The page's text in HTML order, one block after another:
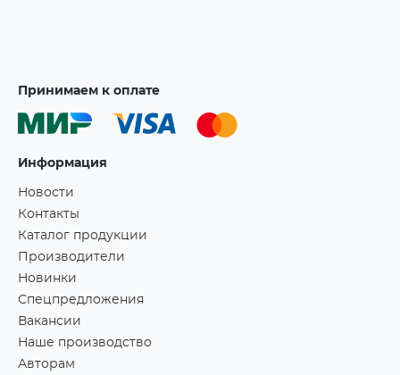
Принимаем к оплате
Информация
Новости
Контакты
Каталог продукции
Производители
Новинки
Спецпредложения
Вакансии
Наше производство
Авторам